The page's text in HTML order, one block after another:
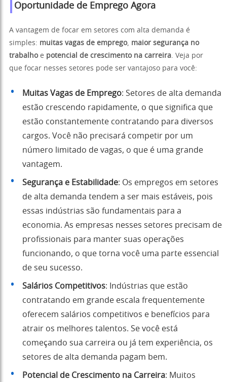
Oportunidade de Emprego Agora
A vantagem de focar em setores com alta demanda é
simples: muitas vagas de emprego, maior segurança no
trabalhoe potencial de crescimento na carreira. Veja por
que focar nesses setores pode ser vantajoso para você:
Muitas Vagas de Emprego: Setores de alta demanda
estão crescendo rapidamente, o que significa que
estão constantemente contratando para diversos
cargos. Você não precisará competir por um
número limitado de vagas, o que é uma grande
vantagem.
Segurança e Estabilidade: Os empregos em setores
de alta demanda tendem a ser mais estáveis, pois
essas indústrias são fundamentais para a
economia. As empresas nesses setores precisam de
profissionais para manter suas operações
funcionando, o que torna você uma parte essencial
de seu sucesso.
Salários Competitivos: Indústrias que estão
contratando em grande escala frequentemente
oferecem salários competitivos e benefícios para
atrair os melhores talentos. Se você está
começando sua carreira ou já tem experiência, os
setores de alta demanda pagam bem.
Potencial de Crescimento na Carreira: Muitos